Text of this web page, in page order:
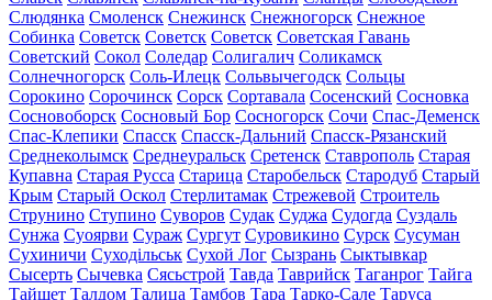
Слюдянка Смоленск Снежинск Снежногорск Снежное
Собинка Советск Советск Советск Советская Гавань
Советский Сокол Соледар Солигалич Соликамск
Солнечногорск Соль-Илецк Сольвычегодск Сольцы
Сорокино Сорочинск Сорск Сортавала Сосенский Сосновка
Сосновоборск Сосновый Бор Сосногорск Сочи Спас-Деменск
Спас-Клепики Спасск Спасск-Дальний Спасск-Рязанский
Среднеколымск Среднеуральск Сретенск Ставрополь Старая
Купавна Старая Русса Старица Старобельск Стародуб Старый
Крым Старый Оскол Стерлитамак Стрежевой Строитель
Струнино Ступино Суворов Судак Суджа Судогда Суздаль
Сунжа Суоярви Сураж Сургут Суровикино Сурск Сусуман
Сухиничи Суходільськ Сухой Лог Сызрань Сыктывкар
Сысерть Сычевка Сясьстрой Тавда Таврийск Таганрог Тайга
Тайшет Талдом Талица Тамбов Тара Тарко-Сале Таруса